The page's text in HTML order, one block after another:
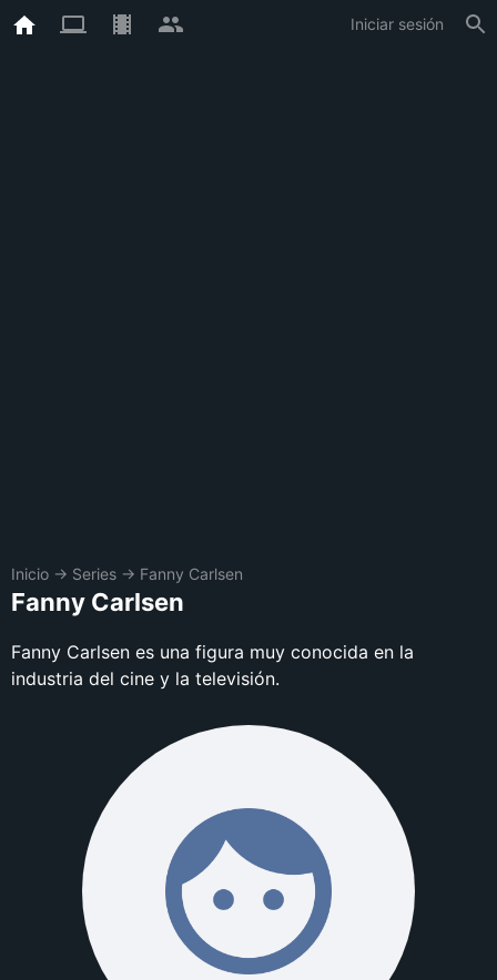
Iniciar sesión
Inicio → Series → Fanny Carlsen
Fanny Carlsen
Fanny Carlsen es una figura muy conocida en la
industria del cine y la televisión.